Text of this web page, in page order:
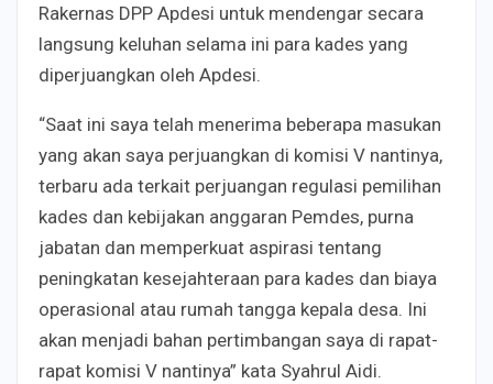
Rakernas DPP Apdesi untuk mendengar secara
langsung keluhan selama ini para kades yang
diperjuangkan oleh Apdesi.
“Saat ini saya telah menerima beberapa masukan
yang akan saya perjuangkan di komisi V nantinya,
terbaru ada terkait perjuangan regulasi pemilihan
kades dan kebijakan anggaran Pemdes, purna
jabatan dan memperkuat aspirasi tentang
peningkatan kesejahteraan para kades dan biaya
operasional atau rumah tangga kepala desa. Ini
akan menjadi bahan pertimbangan saya di rapat-
rapat komisi V nantinya” kata Syahrul Aidi.